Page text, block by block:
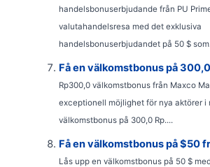
handelsbonuserbjudande från PU
valutahandelsresa med det exklusiva
handelsbonuserbjudandet på 50 $
Få en välkomstbonus på
Rp300,0 välkomstbonus från Maxco
exceptionell möjlighet för nya aktörer i
välkomstbonus på 300,0 Rp....
Få en välkomstbonus på $50
Lås upp en välkomstbonus på 50 $